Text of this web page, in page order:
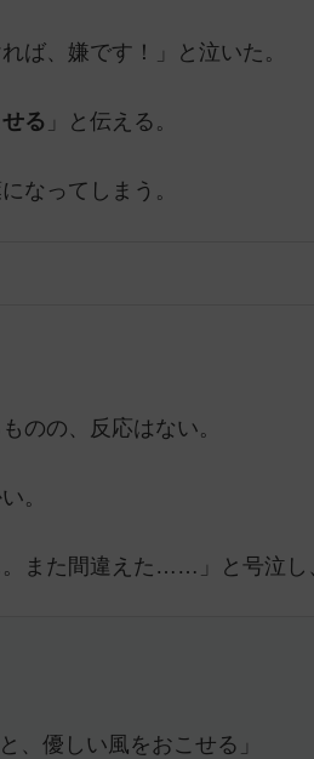
ば、嫌です！」と泣いた。
る 」と伝える。
なってしまう。
のの、反応はない。
。
た間違えた……」と号泣し
、優しい風をおこせる」